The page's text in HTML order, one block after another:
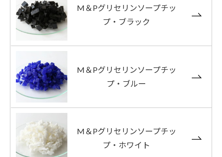
M＆Pグリセリンソープチッ
プ・ブラック
M＆Pグリセリンソープチッ
プ・ブルー
M＆Pグリセリンソープチッ
プ・ホワイト